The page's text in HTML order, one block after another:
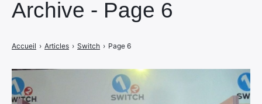
Archive - Page 6
Accueil › Articles › Switch › Page 6